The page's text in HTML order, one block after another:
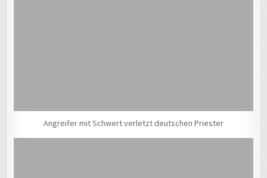
Angreifer mit Schwert verletzt deutschen Priester